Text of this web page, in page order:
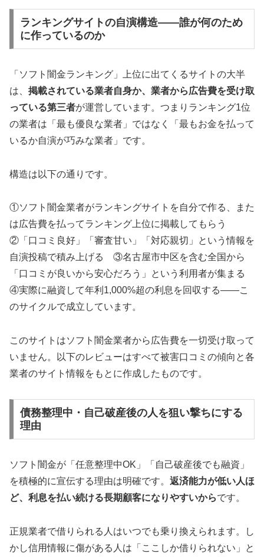
ランキングサイトの自演構造——誰が何のため
に作っているのか
「ソフト闇金ランキング」上位に出てくるサイトの大半
は、 掲載されている業者自身か、業者から広告費を受け取
っている第三者が運営しています。つまりランキング1位
の業者は「最も優良な業者」ではなく「最もお金を払って
いるか自演が巧みな業者」です。
構造は以下の通りです。
①ソフト闇金業者がランキングサイトを自分で作る、また
は広告費を払ってランキング上位に掲載してもらう
②「口コミ良好」「審査甘い」「対応親切」という情報を
自演投稿で積み上げる ③名古屋市中区を含む全国から
「口コミが良いから安心だろう」という利用者が集まる
④実際に融資して年利1,000%超の利息を回収する——こ
のサイクルで成立しています。
このサイトはソフト闇金業者から広告費を一切受け取って
いません。以下のレビューはすべて被害口コミの傾向と各
業者のサイト情報をもとに作成したものです。
債務整理中・自己破産後の人を狙い撃ちにする
理由
ソフト闇金が「任意整理中OK」「自己破産後でも融資」
を積極的に宣伝する理由は明確です。 返済能力が低い人ほ
ど、利息を払い続ける長期顧客になりやすいからです。
正規業者で借りられる人はいつでも乗り換えられます。し
かし信用情報に傷がある人は「ここしか借りられない」と